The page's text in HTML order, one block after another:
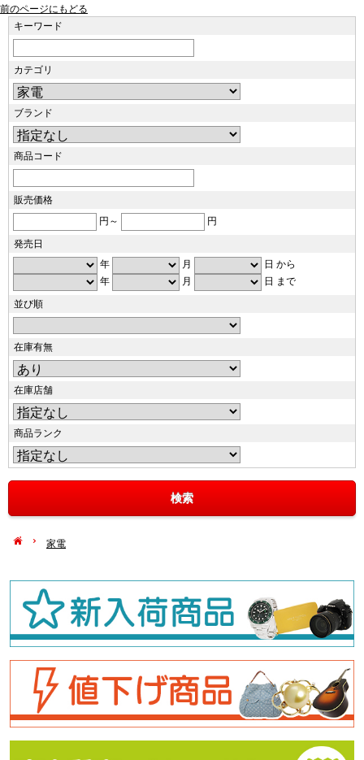
前のページにもどる
キーワード
カテゴリ
ブランド
商品コード
販売価格
円～
円
発売日
年
月
日 から
年
月
日 まで
並び順
在庫有無
在庫店舗
商品ランク
家電